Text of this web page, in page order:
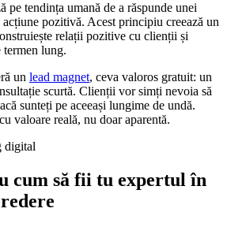
pe tendința umană de a răspunde unei
pozitivă. Acest principiu creează un
relații pozitive cu clienții și
termen lung.
un lead magnet, ceva valoros gratuit: un
scurtă. Clienții vor simți nevoia să
sunteți pe aceeași lungime de undă.
valoare reală, nu doar aparentă.
cum să fii tu expertul în